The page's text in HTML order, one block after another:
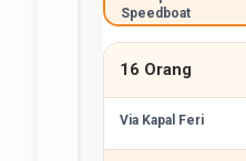
16 Orang